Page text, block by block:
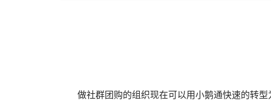
做社群团购的组织现在可以用小鹅通快速的转型